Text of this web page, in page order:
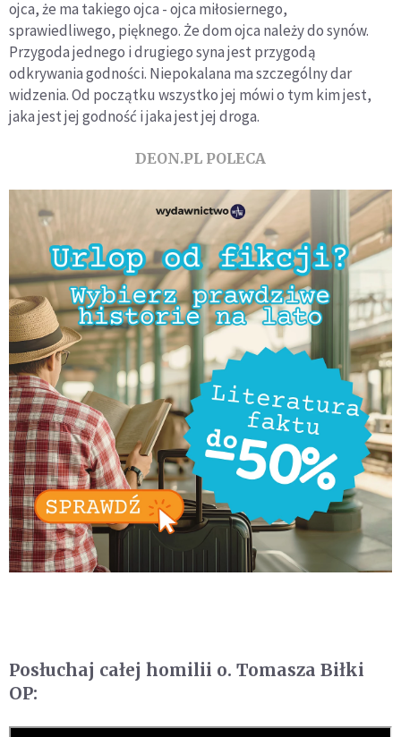
ojca, że ma takiego ojca - ojca miłosiernego,
sprawiedliwego, pięknego. Że dom ojca należy do synów.
Przygoda jednego i drugiego syna jest przygodą
odkrywania godności. Niepokalana ma szczególny dar
widzenia. Od początku wszystko jej mówi o tym kim jest,
jaka jest jej godność i jaka jest jej droga.
DEON.PL POLECA
Posłuchaj całej homilii o. Tomasza Biłki
OP: